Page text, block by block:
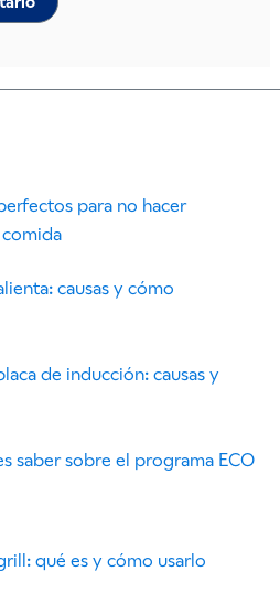
para no hacer
comida
causas y cómo
de inducción: causas y
saber sobre el programa ECO
qué es y cómo usarlo